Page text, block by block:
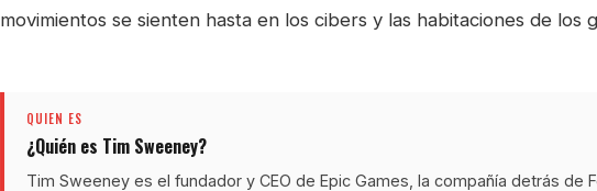
movimientos se sienten hasta en los cibers y las habitaciones de los
QUIEN ES
¿Quién es Tim Sweeney?
Tim Sweeney es el fundador y CEO de Epic Games, la compañía detrás de